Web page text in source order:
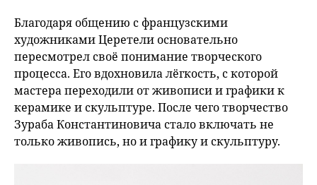
Благодаря общению с французскими
художниками Церетели основательно
пересмотрел своё понимание творческого
процесса. Его вдохновила лёгкость, с которой
мастера переходили от живописи и графики к
керамике и скульптуре. После чего творчество
Зураба Константиновича стало включать не
только живопись, но и графику и скульптуру.